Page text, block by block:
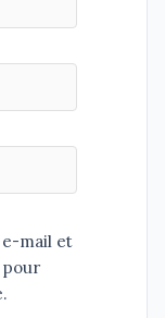
mail et
pour